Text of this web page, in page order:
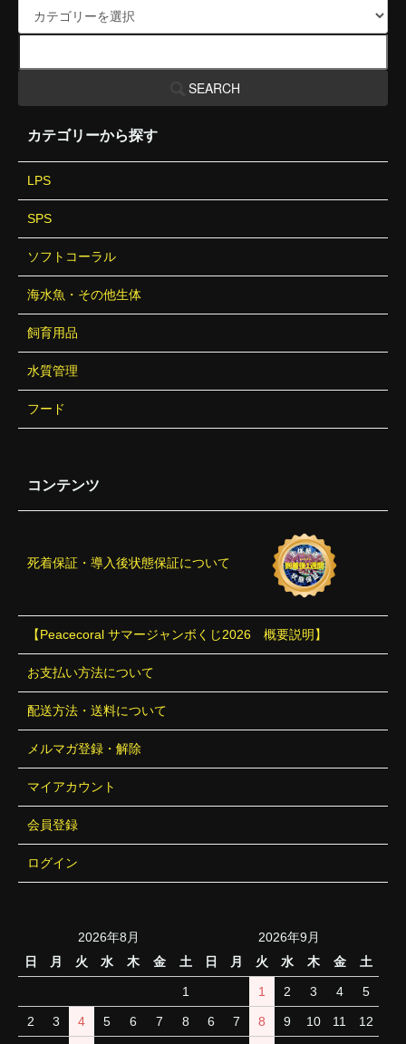
SEARCH
カテゴリーから探す
LPS
SPS
ソフトコーラル
海水魚・その他生体
飼育用品
水質管理
フード
コンテンツ
死着保証・導入後状態保証について
【Peacecoral サマージャンボくじ2026 概要説明】
お支払い方法について
配送方法・送料について
メルマガ登録・解除
マイアカウント
会員登録
ログイン
2026年8月
日
月 火 水 木 金 土
1
2 3 4 5 6 7 8
2026年9月
日
月 火 水 木 金 土
1 2 3 4 5
6 7 8 9 10 11 12